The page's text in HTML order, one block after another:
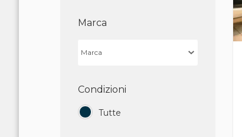
Marca
Condizioni
Tutte